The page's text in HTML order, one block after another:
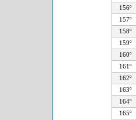
156º
157º
158º
159º
160º
161º
162º
163º
164º
165º